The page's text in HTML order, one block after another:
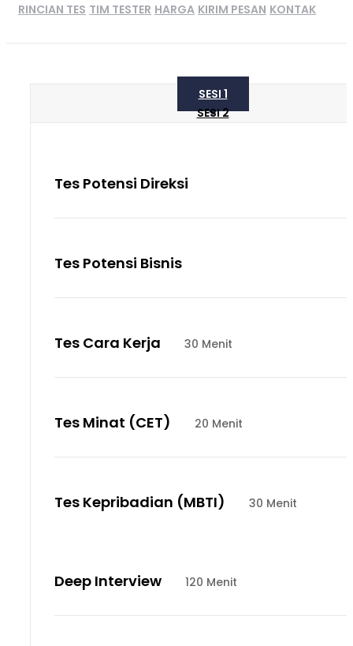
RINCIAN TES TIM TESTER HARGA KIRIM PESAN KONTAK
SESI 1
SESI 2
Tes Potensi Direksi
Tes Potensi Bisnis
Tes Cara Kerja 30 Menit
Tes Minat (CET) 20 Menit
Tes Kepribadian (MBTI) 30 Menit
Deep Interview 120 Menit